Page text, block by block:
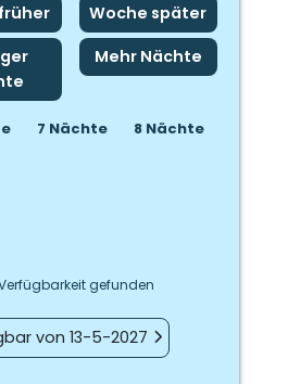
Woche später
Mehr Nächte
7 Nächte 8 Nächte
gefunden
von 13-5-2027